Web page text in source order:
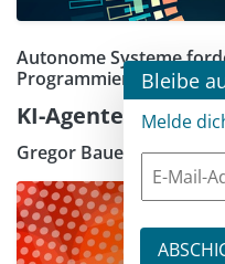
Autonome Systeme
Programmierung
KI-Agenten auf
Gregor Bauer
Bleibe
Melde